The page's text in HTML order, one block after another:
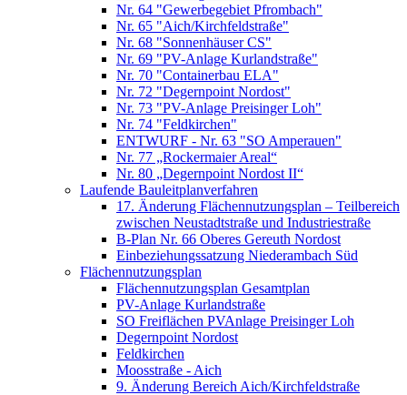
Nr. 64 "Gewerbegebiet Pfrombach"
Nr. 65 "Aich/Kirchfeldstraße"
Nr. 68 "Sonnenhäuser CS"
Nr. 69 "PV-Anlage Kurlandstraße"
Nr. 70 "Containerbau ELA"
Nr. 72 "Degernpoint Nordost"
Nr. 73 "PV-Anlage Preisinger Loh"
Nr. 74 "Feldkirchen"
ENTWURF - Nr. 63 "SO Amperauen"
Nr. 77 „Rockermaier Areal“
Nr. 80 „Degernpoint Nordost II“
Laufende Bauleitplanverfahren
17. Änderung Flächennutzungsplan – Teilbereich
zwischen Neustadtstraße und Industriestraße
B-Plan Nr. 66 Oberes Gereuth Nordost
Einbeziehungssatzung Niederambach Süd
Flächennutzungsplan
Flächennutzungsplan Gesamtplan
PV-Anlage Kurlandstraße
SO Freiflächen PV­Anlage Preisinger Loh
Degernpoint Nordost
Feldkirchen
Moosstraße - Aich
9. Änderung Bereich Aich/Kirchfeldstraße